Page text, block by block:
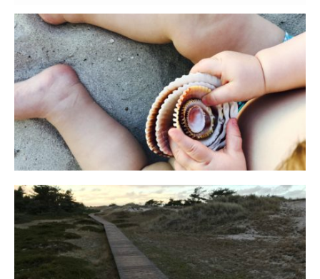
Reisen in der Elternzeit
16. SEPTEMBER 2019
Fischland
12. FEBRUAR 2019